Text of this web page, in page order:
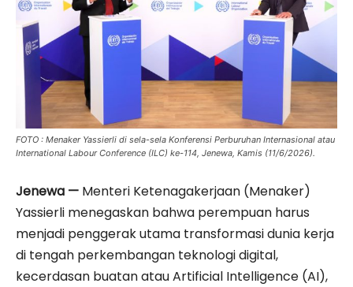
FOTO : Menaker Yassierli di sela-sela Konferensi Perburuhan Internasional atau
International Labour Conference (ILC) ke-114, Jenewa, Kamis (11/6/2026).
Jenewa — Menteri Ketenagakerjaan (Menaker)
Yassierli menegaskan bahwa perempuan harus
menjadi penggerak utama transformasi dunia kerja
di tengah perkembangan teknologi digital,
kecerdasan buatan atau Artificial Intelligence (AI),